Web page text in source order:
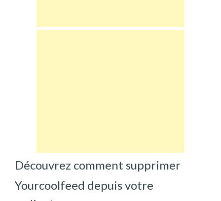
Découvrez comment supprimer
Yourcoolfeed depuis votre